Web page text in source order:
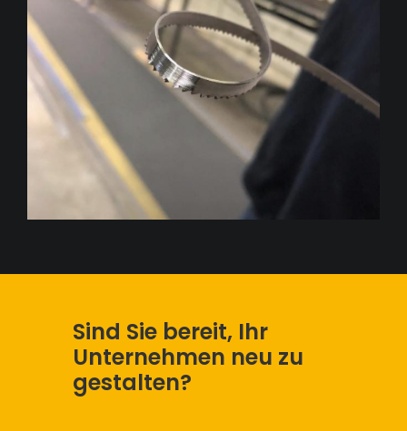
Sind Sie bereit, Ihr
Unternehmen neu zu
gestalten?